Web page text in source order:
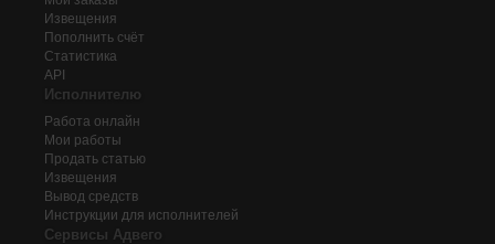
Извещения
Пополнить счёт
Статистика
API
Исполнителю
Работа онлайн
Мои работы
Продать статью
Извещения
Вывод средств
Инструкции для исполнителей
Сервисы Адвего